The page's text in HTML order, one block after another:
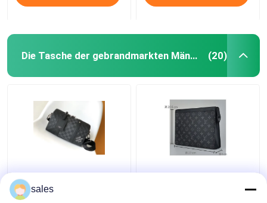
Die Tasche der gebrandmarkten Männer (20)
Schachbrett-Bote Bag
des LV Keepall
BandoulièRe 25 der
Monogramm-Eklipse
sales